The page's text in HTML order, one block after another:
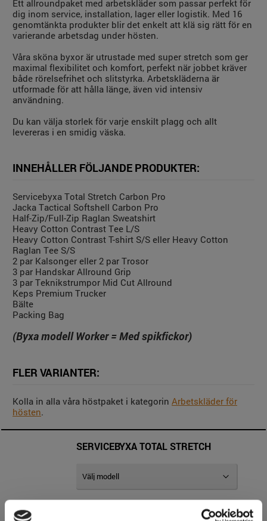
Ett allroundpaket med arbetskläder som passar perfekt för
dig inom service, installation, lager eller logistik. Med 16
genomtänkta produkter blir det enkelt att klä sig rätt för en
varierande arbetsdag under hösten.
Våra sköna byxor är utrustade med super stretch som ger
maximal flexibilitet och komfort, perfekt när jobbet kräver
både rörelsefrihet och slitstyrka. Arbetskläderna är
utformade för att hålla länge, även vid intensiv
användning.
Du kan välja storlek för varje enskilt plagg och allt
levereras i en smidig väska.
INNEHÅLLER FÖLJANDE PRODUKTER:
Servicebyxa Total Stretch Carbon Pro
Jacka Tactical Softshell Carbon Pro
Half-Zip/Full-Zip Raglan Sweatshirt
Heavy Cotton Contrast Tee L/S
Heavy Cotton Contrast T-shirt S/S eller Heavy Cotton
Raglan Tee S/S
2 par Kalsonger eller 2 par Trosor
3 par Handskar Allround Grip
3 par Teknikstrumpor Mid Cut Allround
Keps Premium Trucker
Bälte
Packing Bag
(Byxa modell Worker = Med spikfickor)
FLER VARIANTER:
Kolla in alla våra höstpaket i kategorin Arbetskläder för
hösten.
SERVICEBYXA TOTAL STRETCH